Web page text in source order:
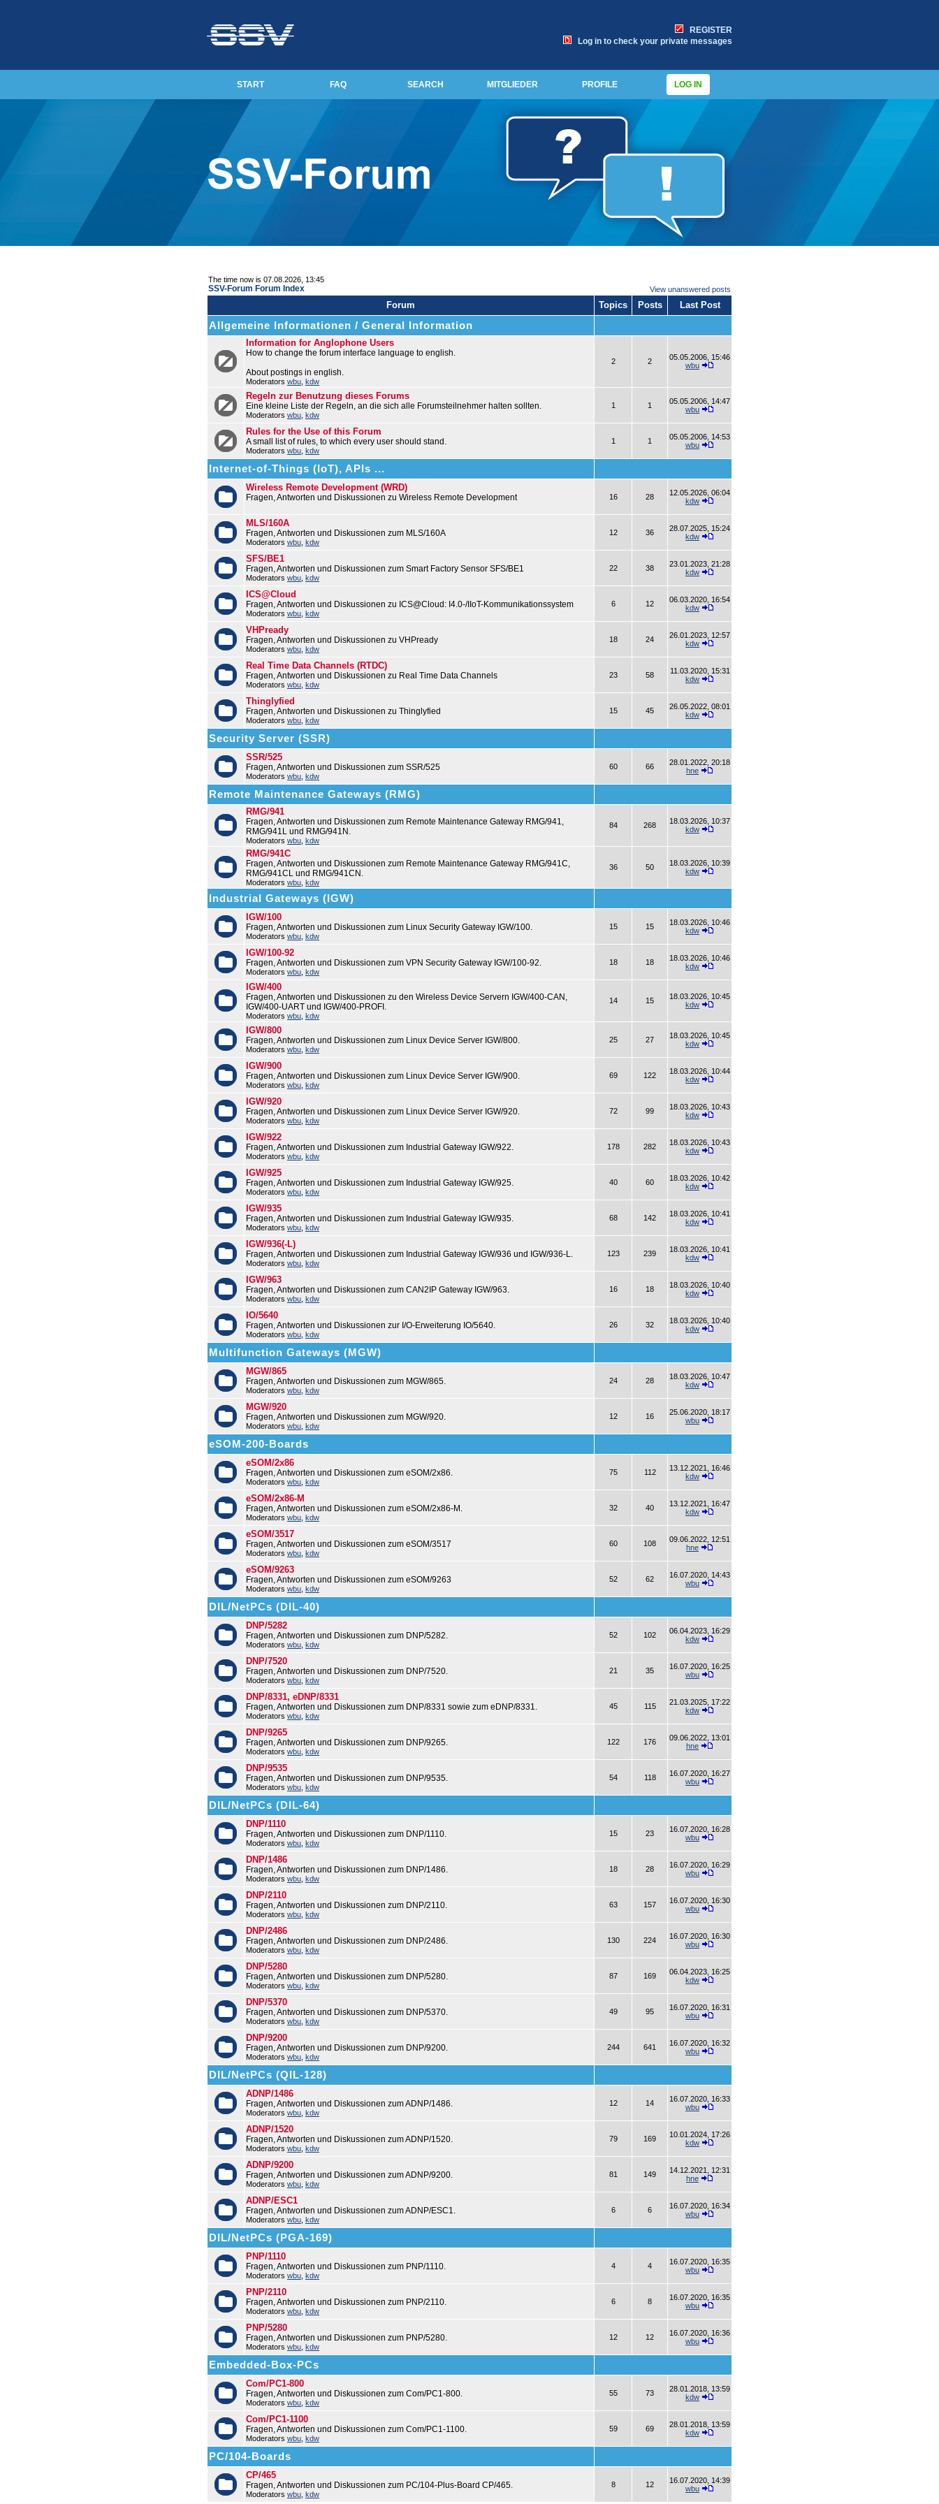
REGISTER
Log in to check your private messages
START FAQ SEARCH MITGLIEDER PROFILE LOG IN
The time now is 07.08.2026, 13:45
SSV-Forum Forum Index View unanswered posts
Forum Topics Posts Last Post
Allgemeine Informationen / General Information
Information for Anglophone Users
How to change the forum interface language to english.
About postings in english.
Moderators wbu kdw
2 2
05.05.2006, 15:46
wbu
Regeln zur Benutzung dieses Forums
Eine kleine Liste der Regeln, an die sich alle Forumsteilnehmer halten sollten.
Moderators wbu kdw
1 1
05.05.2006, 14:47
wbu
Rules for the Use of this Forum
A small list of rules, to which every user should stand.
Moderators wbu kdw
1 1
05.05.2006, 14:53
wbu
Internet-of-Things (IoT), APIs ...
Wireless Remote Development (WRD)
Fragen, Antworten und Diskussionen zu Wireless Remote Development 16 28
12.05.2026, 06:04
kdw
MLS/160A
Fragen, Antworten und Diskussionen zum MLS/160A
Moderators wbu kdw
12 36
28.07.2025, 15:24
kdw
SFS/BE1
Fragen, Antworten und Diskussionen zum Smart Factory Sensor SFS/BE1
Moderators wbu kdw
22 38
23.01.2023, 21:28
kdw
ICS@Cloud
Fragen, Antworten und Diskussionen zu ICS@Cloud: I4.0-/IIoT-Kommunikationssystem
Moderators wbu kdw
6 12
06.03.2020, 16:54
kdw
VHPready
Fragen, Antworten und Diskussionen zu VHPready
Moderators wbu kdw
18 24
26.01.2023, 12:57
kdw
Real Time Data Channels (RTDC)
Fragen, Antworten und Diskussionen zu Real Time Data Channels
Moderators wbu kdw
23 58
11.03.2020, 15:31
kdw
Thinglyfied
Fragen, Antworten und Diskussionen zu Thinglyfied
Moderators wbu kdw
15 45
26.05.2022, 08:01
kdw
Security Server (SSR)
SSR/525
Fragen, Antworten und Diskussionen zum SSR/525
Moderators wbu kdw
60 66
28.01.2022, 20:18
hne
Remote Maintenance Gateways (RMG)
RMG/941
Fragen, Antworten und Diskussionen zum Remote Maintenance Gateway RMG/941,
RMG/941L und RMG/941N.
Moderators wbu kdw
84 268
18.03.2026, 10:37
kdw
RMG/941C
Fragen, Antworten und Diskussionen zum Remote Maintenance Gateway RMG/941C,
RMG/941CL und RMG/941CN.
Moderators wbu kdw
36 50
18.03.2026, 10:39
kdw
Industrial Gateways (IGW)
IGW/100
Fragen, Antworten und Diskussionen zum Linux Security Gateway IGW/100.
Moderators wbu kdw
15 15
18.03.2026, 10:46
kdw
IGW/100-92
Fragen, Antworten und Diskussionen zum VPN Security Gateway IGW/100-92.
Moderators wbu kdw
18 18
18.03.2026, 10:46
kdw
IGW/400
Fragen, Antworten und Diskussionen zu den Wireless Device Servern IGW/400-CAN,
IGW/400-UART und IGW/400-PROFI.
Moderators wbu kdw
14 15
18.03.2026, 10:45
kdw
IGW/800
Fragen, Antworten und Diskussionen zum Linux Device Server IGW/800.
Moderators wbu kdw
25 27
18.03.2026, 10:45
kdw
IGW/900
Fragen, Antworten und Diskussionen zum Linux Device Server IGW/900.
Moderators wbu kdw
69 122
18.03.2026, 10:44
kdw
IGW/920
Fragen, Antworten und Diskussionen zum Linux Device Server IGW/920.
Moderators wbu kdw
72 99
18.03.2026, 10:43
kdw
IGW/922
Fragen, Antworten und Diskussionen zum Industrial Gateway IGW/922.
Moderators wbu kdw
178 282
18.03.2026, 10:43
kdw
IGW/925
Fragen, Antworten und Diskussionen zum Industrial Gateway IGW/925.
Moderators wbu kdw
40 60
18.03.2026, 10:42
kdw
IGW/935
Fragen, Antworten und Diskussionen zum Industrial Gateway IGW/935.
Moderators wbu kdw
68 142
18.03.2026, 10:41
kdw
IGW/936(-L)
Fragen, Antworten und Diskussionen zum Industrial Gateway IGW/936 und IGW/936-L.
Moderators wbu kdw
123 239
18.03.2026, 10:41
kdw
IGW/963
Fragen, Antworten und Diskussionen zum CAN2IP Gateway IGW/963.
Moderators wbu kdw
16 18
18.03.2026, 10:40
kdw
IO/5640
Fragen, Antworten und Diskussionen zur I/O-Erweiterung IO/5640.
Moderators wbu kdw
26 32
18.03.2026, 10:40
kdw
Multifunction Gateways (MGW)
MGW/865
Fragen, Antworten und Diskussionen zum MGW/865.
Moderators wbu kdw
24 28
18.03.2026, 10:47
kdw
MGW/920
Fragen, Antworten und Diskussionen zum MGW/920.
Moderators wbu kdw
12 16
25.06.2020, 18:17
wbu
eSOM-200-Boards
eSOM/2x86
Fragen, Antworten und Diskussionen zum eSOM/2x86.
Moderators wbu kdw
75 112
13.12.2021, 16:46
kdw
eSOM/2x86-M
Fragen, Antworten und Diskussionen zum eSOM/2x86-M.
Moderators wbu kdw
32 40
13.12.2021, 16:47
kdw
eSOM/3517
Fragen, Antworten und Diskussionen zum eSOM/3517
Moderators wbu kdw
60 108
09.06.2022, 12:51
hne
eSOM/9263
Fragen, Antworten und Diskussionen zum eSOM/9263
Moderators wbu kdw
52 62
16.07.2020, 14:43
wbu
DIL/NetPCs (DIL-40)
DNP/5282
Fragen, Antworten und Diskussionen zum DNP/5282.
Moderators wbu kdw
52 102
06.04.2023, 16:29
kdw
DNP/7520
Fragen, Antworten und Diskussionen zum DNP/7520.
Moderators wbu kdw
21 35
16.07.2020, 16:25
wbu
DNP/8331, eDNP/8331
Fragen, Antworten und Diskussionen zum DNP/8331 sowie zum eDNP/8331.
Moderators wbu kdw
45 115
21.03.2025, 17:22
kdw
DNP/9265
Fragen, Antworten und Diskussionen zum DNP/9265.
Moderators wbu kdw
122 176
09.06.2022, 13:01
hne
DNP/9535
Fragen, Antworten und Diskussionen zum DNP/9535.
Moderators wbu kdw
54 118
16.07.2020, 16:27
wbu
DIL/NetPCs (DIL-64)
DNP/1110
Fragen, Antworten und Diskussionen zum DNP/1110.
Moderators wbu kdw
15 23
16.07.2020, 16:28
wbu
DNP/1486
Fragen, Antworten und Diskussionen zum DNP/1486.
Moderators wbu kdw
18 28
16.07.2020, 16:29
wbu
DNP/2110
Fragen, Antworten und Diskussionen zum DNP/2110.
Moderators wbu kdw
63 157
16.07.2020, 16:30
wbu
DNP/2486
Fragen, Antworten und Diskussionen zum DNP/2486.
Moderators wbu kdw
130 224
16.07.2020, 16:30
wbu
DNP/5280
Fragen, Antworten und Diskussionen zum DNP/5280.
Moderators wbu kdw
87 169
06.04.2023, 16:25
kdw
DNP/5370
Fragen, Antworten und Diskussionen zum DNP/5370.
Moderators wbu kdw
49 95
16.07.2020, 16:31
wbu
DNP/9200
Fragen, Antworten und Diskussionen zum DNP/9200.
Moderators wbu kdw
244 641
16.07.2020, 16:32
wbu
DIL/NetPCs (QIL-128)
ADNP/1486
Fragen, Antworten und Diskussionen zum ADNP/1486.
Moderators wbu kdw
12 14
16.07.2020, 16:33
wbu
ADNP/1520
Fragen, Antworten und Diskussionen zum ADNP/1520.
Moderators wbu kdw
79 169
10.01.2024, 17:26
kdw
ADNP/9200
Fragen, Antworten und Diskussionen zum ADNP/9200.
Moderators wbu kdw
81 149
14.12.2021, 12:31
hne
ADNP/ESC1
Fragen, Antworten und Diskussionen zum ADNP/ESC1.
Moderators wbu kdw
6 6
16.07.2020, 16:34
wbu
DIL/NetPCs (PGA-169)
PNP/1110
Fragen, Antworten und Diskussionen zum PNP/1110.
Moderators wbu kdw
4 4
16.07.2020, 16:35
wbu
PNP/2110
Fragen, Antworten und Diskussionen zum PNP/2110.
Moderators wbu kdw
6 8
16.07.2020, 16:35
wbu
PNP/5280
Fragen, Antworten und Diskussionen zum PNP/5280.
Moderators wbu kdw
12 12
16.07.2020, 16:36
wbu
Embedded-Box-PCs
Com/PC1-800
Fragen, Antworten und Diskussionen zum Com/PC1-800.
Moderators wbu kdw
55 73
28.01.2018, 13:59
kdw
Com/PC1-1100
Fragen, Antworten und Diskussionen zum Com/PC1-1100.
Moderators wbu kdw
59 69
28.01.2018, 13:59
kdw
PC/104-Boards
CP/465
Fragen, Antworten und Diskussionen zum PC/104-Plus-Board CP/465.
Moderators wbu kdw
8 12
16.07.2020, 14:39
wbu